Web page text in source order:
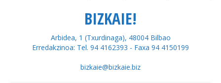
BIZKAIE!
Arbidea, 1 (Txurdinaga), 48004 Bilbao
Erredakzinoa: Tel. 94 4162393 - Faxa 94 4150199
bizkaie@bizkaie.biz